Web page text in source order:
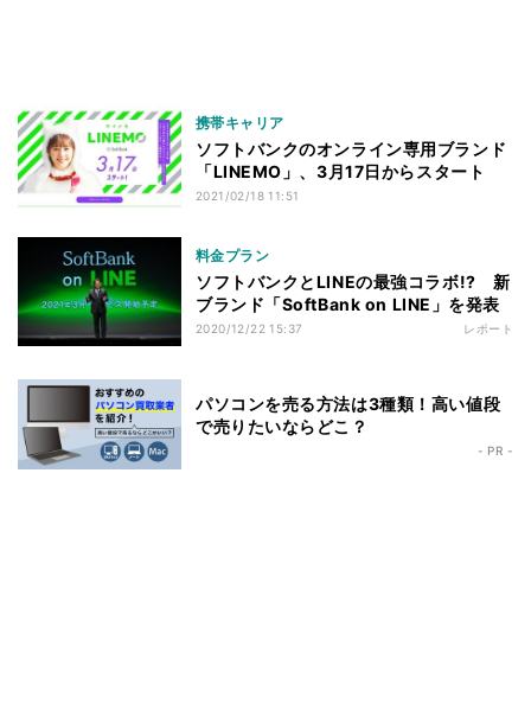
携帯キャリア
ソフトバンクのオンライン専用ブランド
「LINEMO」、3月17日からスタート
2021/02/18 11:51
料金プラン
ソフトバンクとLINEの最強コラボ!? 新
ブランド「SoftBank on LINE」を発表
2020/12/22 15:37 レポート
パソコンを売る方法は3種類！高い値段
で売りたいならどこ？
- PR -